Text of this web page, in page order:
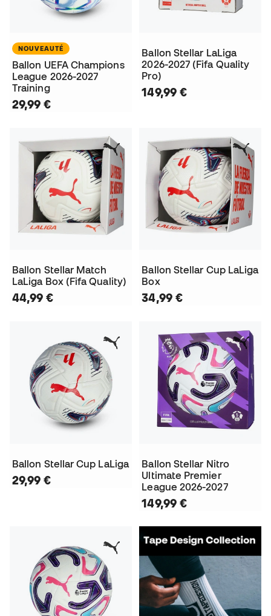
NOUVEAUTÉ
Ballon UEFA Champions
League 2026-2027
Training
29,99 €
Ballon Stellar LaLiga
2026-2027 (Fifa Quality
Pro)
149,99 €
Ballon Stellar Match
LaLiga Box (Fifa Quality)
44,99 €
Ballon Stellar Cup LaLiga
Box
34,99 €
Ballon Stellar Cup LaLiga
29,99 €
Ballon Stellar Nitro
Ultimate Premier
League 2026-2027
149,99 €